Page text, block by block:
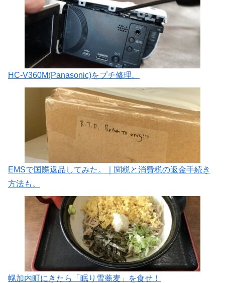
HC-V360M(Panasonic)をプチ修理。
EMSで国際返品してみた。｜関税と消費税の返金手続き
方法も。
幌加内町にきたら「眠り雪蕎麦」を食せ！